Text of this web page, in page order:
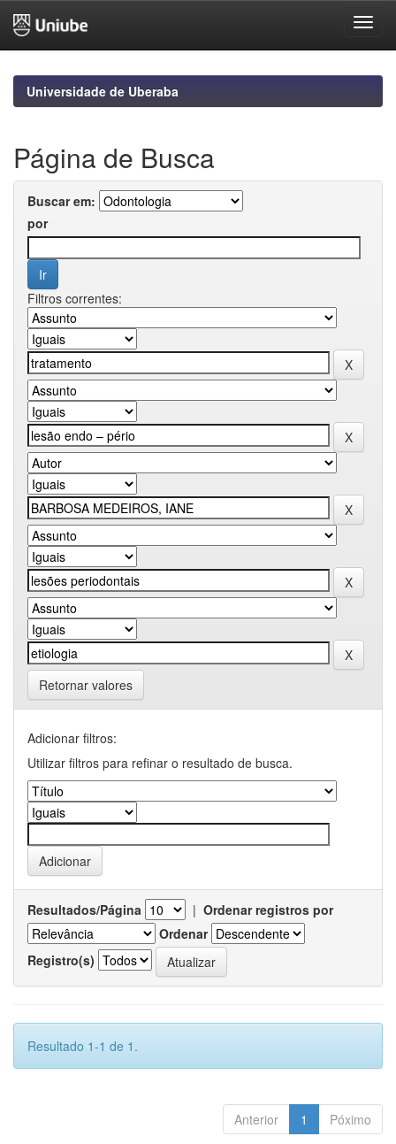
navigationUniversidade de Uberaba
Página de Busca
Buscar em:
por
Filtros correntes:
Retornar valores
Adicionar filtros:
Utilizar filtros para refinar o resultado de busca.
Resultados/Página | Ordenar registros por
Ordenar
Registro(s)
Resultado 1-1 de 1.
Anterior 1 Póximo